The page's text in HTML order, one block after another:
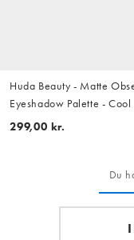
Huda Beauty - Matte
Eyeshadow Palette - Cool
299,00 kr.
Du